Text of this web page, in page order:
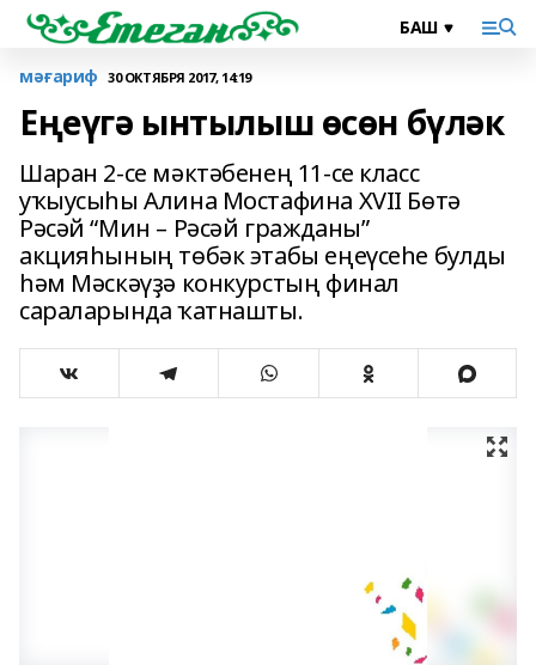
мәғариф 30 ОКТЯБРЯ 2017, 14:19
Еңеүгә ынтылыш өсөн бүләк
Шаран 2-се мәктәбенең 11-се класс
уҡыусыһы Алина Мостафина XVII Бөтә
Рәсәй “Мин – Рәсәй гражданы”
акцияһының төбәк этабы еңеүсеһе булды
һәм Мәскәүҙә конкурстың финал
сараларында ҡатнашты.